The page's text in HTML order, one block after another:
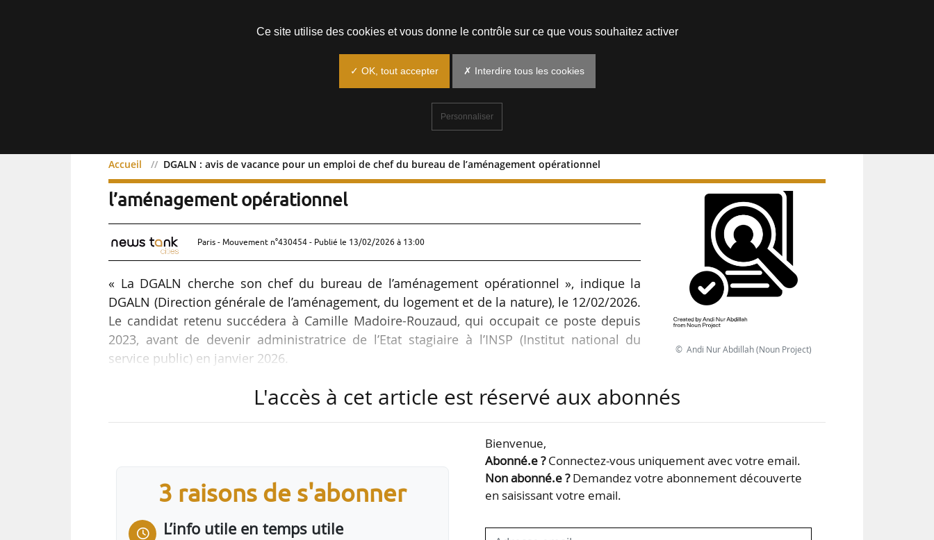
Accueil DGALN : avis de vacance pour un emploi de chef du bureau de l’aménagement opérationnel
DGALN : avis de vacance pour un emploi de chef du bureau de
l’aménagement opérationnel
Paris - Mouvement n°430454 - Publié le 13/02/2026 à 13:00
« La DGALN cherche son chef du bureau de l’aménagement opérationnel », indique la
DGALN (Direction générale de l’aménagement, du logement et de la nature), le 12/02/2026.
Le candidat retenu succédera à Camille Madoire-Rouzaud, qui occupait ce poste depuis
2023, avant de devenir administratrice de l’Etat stagiaire à l’INSP (Institut national du
service public) en janvier 2026.
« La DGALN élabore, anime et évalue les politiques de l’urbanisme, de l’aménagement, de
Le chef de bureau aura pour mission de :
• « Piloter l’animation et le management de l’équipe de 8 personnes » ;
© Andi Nur Abdillah (Noun Project)
L'accès à cet article est réservé aux abonnés
3 raisons de s'abonner
L’info utile en temps utile
Bienvenue,
Abonné.e ?Connectez-vous uniquement avec votre email.
Non abonné.e ?Demandez votre abonnement découverte
en saisissant votre email.
Ce site utilise des cookies et vous donne le contrôle sur ce que vous souhaitez activer
✓ OK, tout accepter ✗ Interdire tous les cookies
Personnaliser